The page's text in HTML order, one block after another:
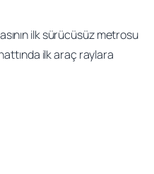
ilk sürücüsüz metrosu
ilk araç raylara